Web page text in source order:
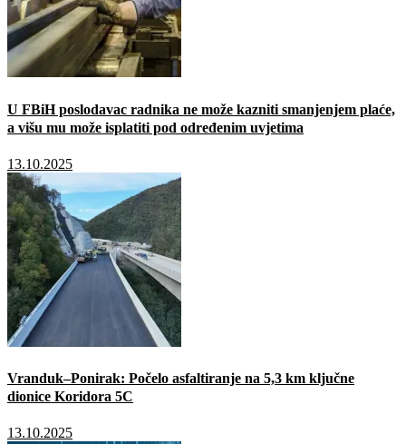
U FBiH poslodavac radnika ne može kazniti smanjenjem plaće,
a višu mu može isplatiti pod određenim uvjetima
13.10.2025
Vranduk–Ponirak: Počelo asfaltiranje na 5,3 km ključne
dionice Koridora 5C
13.10.2025